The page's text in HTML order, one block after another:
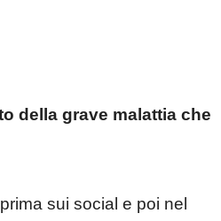
della grave malattia che
sui social e poi nel